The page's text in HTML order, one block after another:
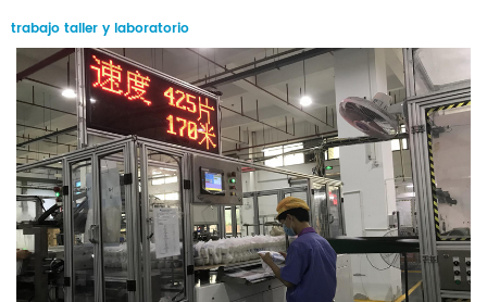
trabajo taller y laboratorio